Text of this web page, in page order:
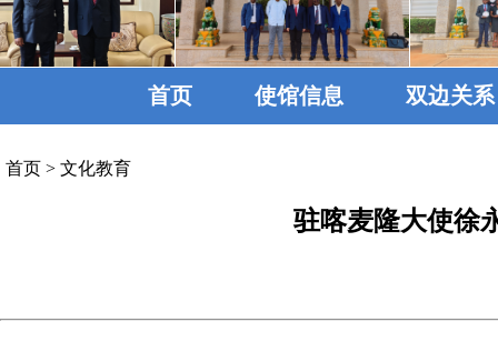
首页 使馆信息 双边关系
首页 > 文化教育
驻喀麦隆大使徐